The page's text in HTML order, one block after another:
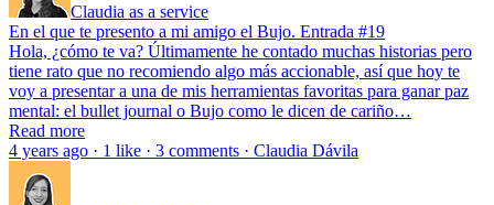
Claudia as a service
En el que te presento a mi amigo el Bujo. Entrada #19
Hola, ¿cómo te va? Últimamente he contado muchas historias pero
tiene rato que no recomiendo algo más accionable, así que hoy te
voy a presentar a una de mis herramientas favoritas para ganar paz
mental: el bullet journal o Bujo como le dicen de cariño…
Read more
4 years ago · 1 like · 3 comments · Claudia Dávila